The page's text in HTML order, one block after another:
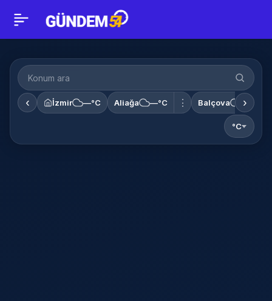
Konum
ara
‹ İzmir —°C Aliağa —°C ⋮ Balçova —°C
›
°C